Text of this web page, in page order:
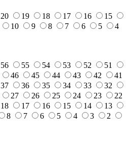
20 19 18 17 16
15
10 9 8 7 6 5
4
56 55 54 53 52
51
46 45 44 43 42
41
37 36 35 34 33
32
27 26 25 24 23
22
18 17 16 15 14
13
8 7 6 5 4 3
2